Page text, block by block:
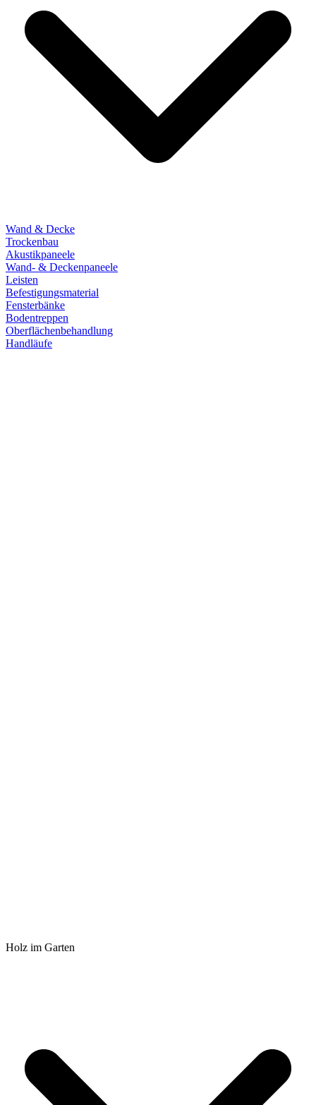
Wand & Decke
Trockenbau
Akustikpaneele
Wand- & Deckenpaneele
Leisten
Befestigungsmaterial
Fensterbänke
Bodentreppen
Oberflächenbehandlung
Handläufe
Holz im Garten